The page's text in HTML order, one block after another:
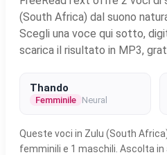
(South Africa) dal suono
Scegli una voce qui sotto,
scarica il risultato in MP3,
Thando
Femminile Neural
Queste voci in Zulu (South
femminili e 1 maschili. Ascolta